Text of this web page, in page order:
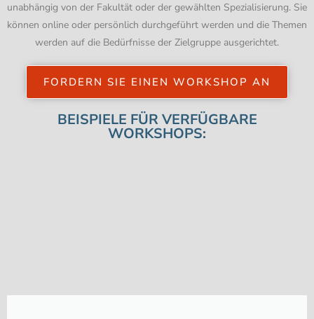
unabhängig von der Fakultät oder der gewählten Spezialisierung. Sie
können online oder persönlich durchgeführt werden und die Themen
werden auf die Bedürfnisse der Zielgruppe ausgerichtet.
FORDERN SIE EINEN WORKSHOP AN
BEISPIELE FÜR VERFÜGBARE
WORKSHOPS: